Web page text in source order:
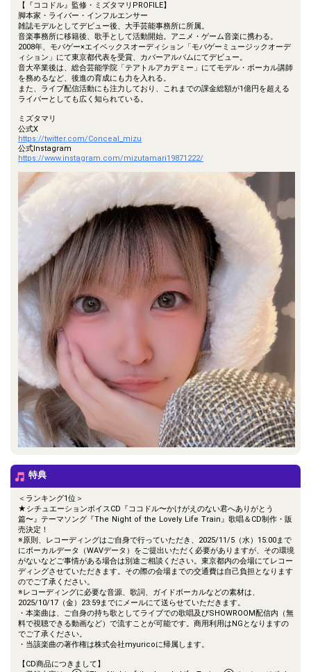
【『ココドル』監修・ミズタマリPROFILE】
脚本家・ライバー・インフルエンサー
雑誌モデルとしてデビュー後、大手芸能事務所に所属。
音楽事務所に移籍後、歌手として活動開始。アニメ・ゲーム音楽に携わる。
2008年、モバゲー×エイベックスオーディション「モバゲーミュージックオーデ
ィション」にて東京都代表を受賞、カバーアルバムにてデビュー。
音大卒業後は、総合芸能学院「テアトルアカデミー」にてモデル・ボーカル講師
を務めるなど、後進の育成にも力を入れる。
また、ライブ配信活動にも注力しており、これまでの課金総額が1億円を超える
ライバーとしても広く知られている。
ミズタマリ
公式X
https://twitter.com/Conceal_mizu
公式Instagram
https://www.instagram.com/mizutamari19871222/
特典
＜ランキング1位＞
★シチュエーションボイスCD『ココドル〜かけがえのない君へありがとう
篇〜』テーマソング『The Night of the Lovely Life Train』歌唱＆CD制作・販
売決定！
※原則、レコーディングはご自身で行っていただき、2025/11/5（水）15:00まで
にボーカルデータ（WAVデータ）をご提出いただく必要がありますが、その環境
がないなどご事情がある場合は別途ご相談ください。東京都内の会場にてレコー
ディングさせていただきます。その際の会場までの交通費は自己負担となります
のでご了承ください。
※レコーディングに必要な音源、歌詞、ガイドボーカルなどの素材は、
2025/10/17（金）23:59までにメールにて送らせていただきます。
・本楽曲は、ご自身の持ち歌としてライブでの歌唱及びSHOWROOM配信内（無
料で視聴できる動画など）で流すことが可能です。商用利用はNGとなりますの
でご了承ください。
・当該楽曲の著作権は株式会社myuricoに帰属します。
【CD商品につきまして】